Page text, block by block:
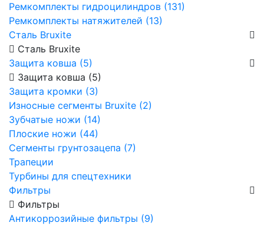
Ремкомплекты гидроцилиндров (131)
Ремкомплекты натяжителей (13)
Сталь Bruxite
Сталь Bruxite
Защита ковша (5)
Защита ковша (5)
Защита кромки (3)
Износные сегменты Bruxite (2)
Зубчатые ножи (14)
Плоские ножи (44)
Сегменты грунтозацепа (7)
Трапеции
Турбины для спецтехники
Фильтры
Фильтры
Антикоррозийные фильтры (9)